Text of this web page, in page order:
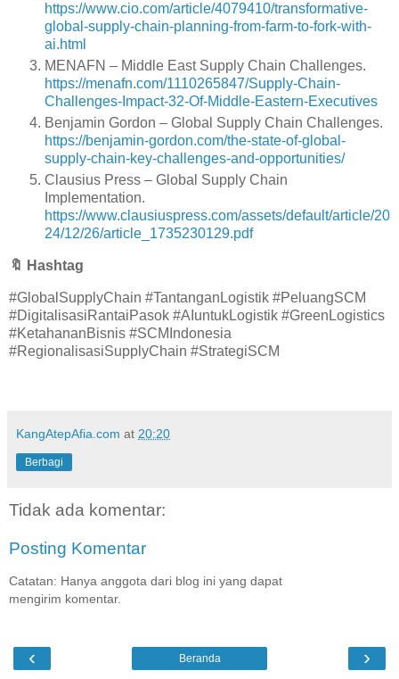
https://www.cio.com/article/4079410/transformative-
global-supply-chain-planning-from-farm-to-fork-with-
ai.html
MENAFN – Middle East Supply Chain Challenges.
https://menafn.com/1110265847/Supply-Chain-
Challenges-Impact-32-Of-Middle-Eastern-Executives
Benjamin Gordon – Global Supply Chain Challenges.
https://benjamin-gordon.com/the-state-of-global-
supply-chain-key-challenges-and-opportunities/
Clausius Press – Global Supply Chain
Implementation.
https://www.clausiuspress.com/assets/default/article/20
24/12/26/article_1735230129.pdf
🔖 Hashtag
#GlobalSupplyChain #TantanganLogistik #PeluangSCM
#DigitalisasiRantaiPasok #AIuntukLogistik #GreenLogistics
#KetahananBisnis #SCMIndonesia
#RegionalisasiSupplyChain #StrategiSCM
KangAtepAfia.com at 20:20
Berbagi
Tidak ada komentar:
Posting Komentar
Catatan: Hanya anggota dari blog ini yang dapat
mengirim komentar.
‹ ›
Beranda